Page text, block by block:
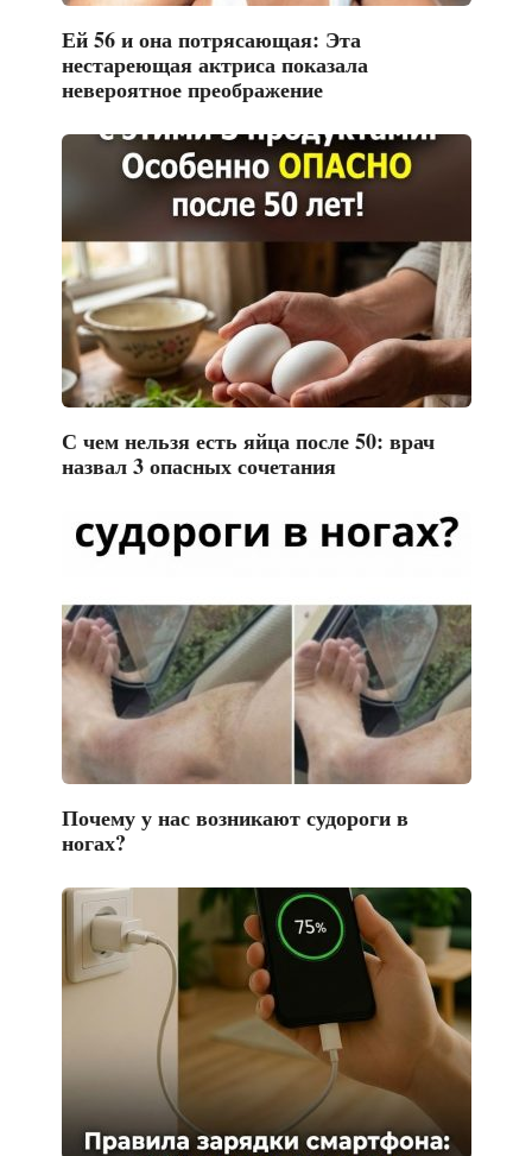
Ей 56 и она потрясающая: Эта
нестареющая актриса показала
невероятное преображение
С чем нельзя есть яйца после 50: врач
назвал 3 опасных сочетания
Почему у нас возникают судороги в
ногах?